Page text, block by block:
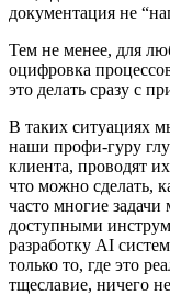
документация не
Тем не менее, для
оцифровка
это делать сразу с
В таких ситуациях
наши профи-гуру
клиента, проводят
что можно сделать,
часто многие
доступными
разработку AI
только то, где это
тщеславие, ничего